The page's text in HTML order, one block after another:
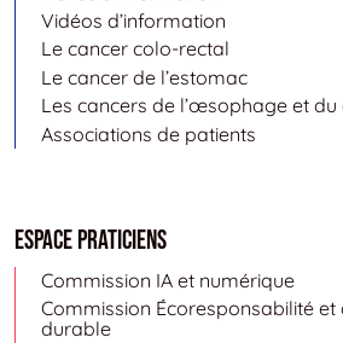
Vidéos d’information
Le cancer colo-rectal
Le cancer de l’estomac
Les cancers de l’œsophage et du
Associations de patients
Espace Praticiens
Commission IA et numérique
Commission Écoresponsabilité
durable